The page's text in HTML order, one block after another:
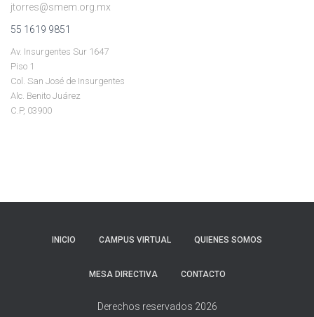
jtorres@smem.org.mx
55 1619 9851
Av. Insurgentes Sur 1647
Piso 1
Col. San José de Insurgentes
Alc. Benito Juárez
C.P, 03900
INICIO CAMPUS VIRTUAL QUIENES SOMOS
MESA DIRECTIVA CONTACTO
Derechos reservados 2026